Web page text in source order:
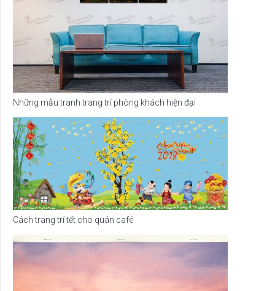
Những mẫu tranh trang trí phòng khách hiện đại
Cách trang trí tết cho quán café